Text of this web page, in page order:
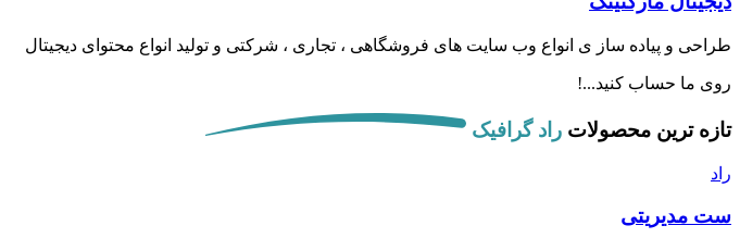
طراحی و پیاده ساز ی انواع وب سایت های فروشگاهی ، تجاری ، شرکتی و تولید انواع محتوای دیجیتال
روی ما حساب کنید...!
تازه ترین محصولات راد گرافیک
راد
ست مدیریتی